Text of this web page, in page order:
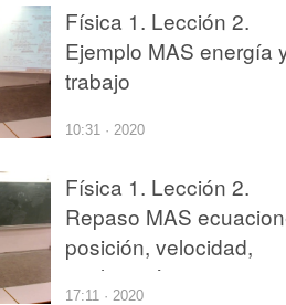
Física 1. Lección 2.
Ejemplo MAS energía
trabajo
10:31 · 2020
Física 1. Lección 2.
Repaso MAS
posición, velocidad,
aceleración
17:11 · 2020